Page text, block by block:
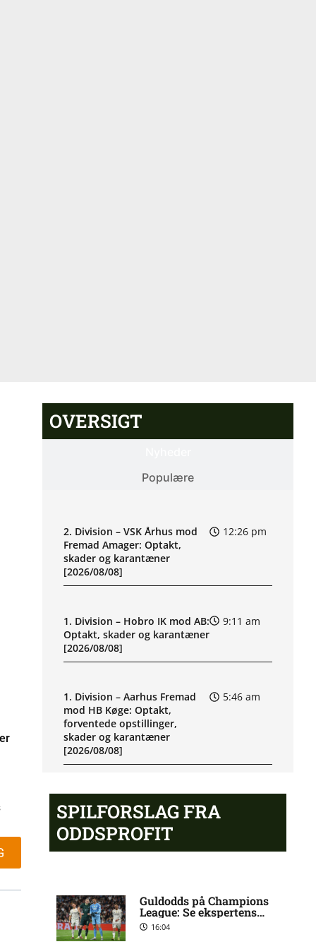
OVERSIGT
Populære
2. Division – VSK Århus mod
Fremad Amager: Optakt,
skader og karantæner
[2026/08/08]
12:26 pm
1. Division – Hobro IK mod AB:
Optakt, skader og karantæner
[2026/08/08]
9:11 am
1. Division – Aarhus Fremad
mod HB Køge: Optakt,
forventede opstillinger,
skader og karantæner
[2026/08/08]
5:46 am
Tottenham-anfører
Roma enig med Atlético om
verdensmester
SPILFORSLAG FRA
ODDSPROFIT
Guldodds på Champions
League: Se ekspertens
spilforslag her
16:04